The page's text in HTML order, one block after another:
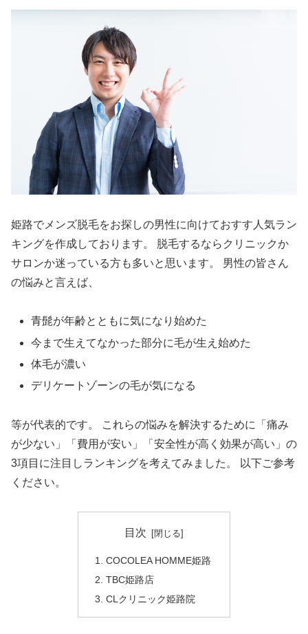
姫路でメンズ脱毛をお探しの男性に向けておすす人気ラン
キングを作成しております。 脱毛するならクリニックか
サロンか迷っている方も多いと思います。 男性の皆さん
の悩みと言えば、
青髭が年齢とともに気になり始めた
今まで生えてなかった部分に毛が生え始めた
体毛が濃い
デリケートゾーンの毛が気になる
等が代表的です。 これらの悩みを解決するために「痛み
が少ない」「費用が安い」「安全性が高く効果が高い」の
3項目に注目しランキングを考えてみました。 以下ご参考
ください。
目次
COCOLEA HOMME姫路
TBC姫路店
CLクリニック姫路院